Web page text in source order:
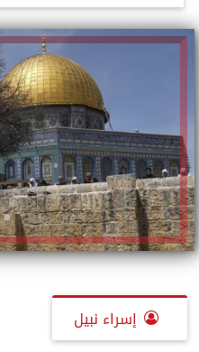
إسراء نبيل